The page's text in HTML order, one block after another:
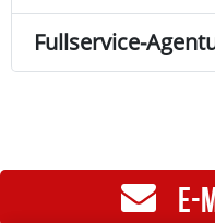
Fullservice-
E-